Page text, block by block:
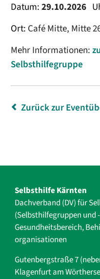
Datum:29.10.2026
Ort: Café Mitte, Mitte
Mehr Informationen:
Selbsthilfegruppe
Zurück zur
Selbsthilfe Kärnten
Dachverband (DV) für
(Selbsthilfegruppen und
Gesundheits­bereich,
organisationen
Gutenbergstraße 7
Klagenfurt am